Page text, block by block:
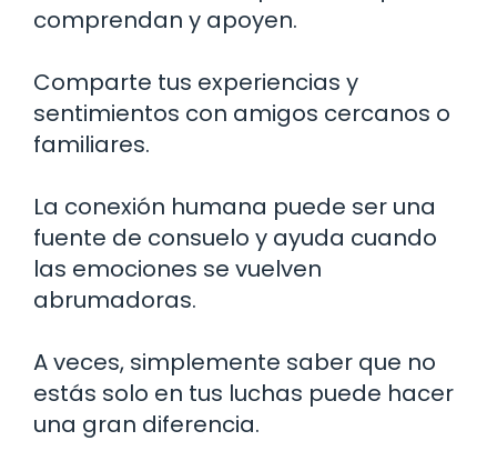
comprendan y apoyen.
Comparte tus experiencias y
sentimientos con amigos cercanos o
familiares.
La conexión humana puede ser una
fuente de consuelo y ayuda cuando
las emociones se vuelven
abrumadoras.
A veces, simplemente saber que no
estás solo en tus luchas puede hacer
una gran diferencia.